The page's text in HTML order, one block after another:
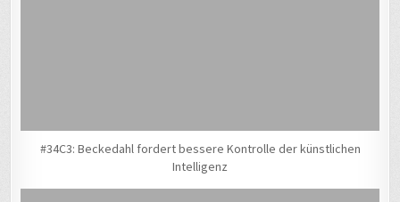
#34C3: Beckedahl fordert bessere Kontrolle der künstlichen
Intelligenz